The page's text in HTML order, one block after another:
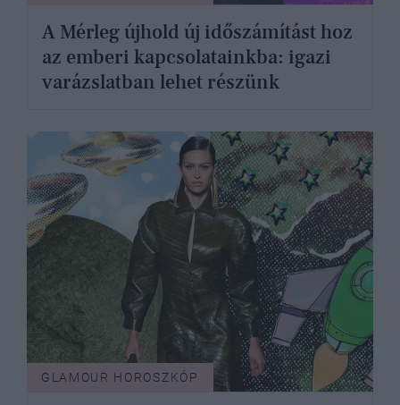
A Mérleg újhold új időszámítást hoz
az emberi kapcsolatainkba: igazi
varázslatban lehet részünk
GLAMOUR HOROSZKÓP